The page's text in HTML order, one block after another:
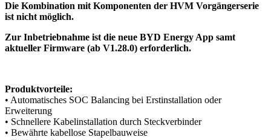
Die Kombination mit Komponenten der HVM Vorgängerserie
ist nicht möglich.
Zur Inbetriebnahme ist die neue BYD Energy App samt
aktueller Firmware (ab V1.28.0) erforderlich.
Produktvorteile:
• Automatisches SOC Balancing bei Erstinstallation oder
Erweiterung
• Schnellere Kabelinstallation durch Steckverbinder
• Bewährte kabellose Stapelbauweise